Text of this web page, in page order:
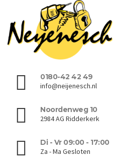
0180-42 42 49
info@neijenesch.nl
Noordenweg 10
2984 AG Ridderkerk
Di - Vr 09:00 - 17:00
Za - Ma Gesloten